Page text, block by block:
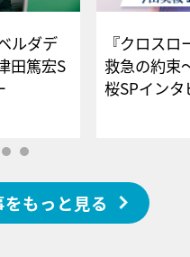
ルダデ
田篤宏S
ュー
『クロス
救急の約束
桜SPイ
もっと見る